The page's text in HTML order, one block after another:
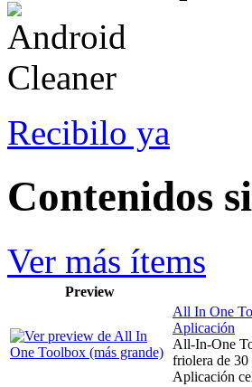
Recibilo ya
Contenidos
Ver más ítems
Preview
All In One
Aplicación
All-In-One
friolera de 30
Aplicación